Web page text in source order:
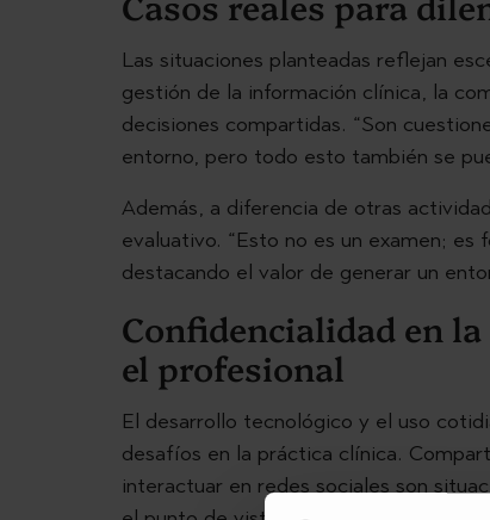
Las situaciones planteadas reflejan
gestión de la información clínica, la
decisiones compartidas. “Son
entorno, pero todo esto también se
Además, a diferencia de otras
evaluativo. “Esto no es un examen; es
destacando el valor de generar un
Confidencialidad en
el profesional
El desarrollo tecnológico y el uso
desafíos en la práctica clínica.
interactuar en redes sociales son